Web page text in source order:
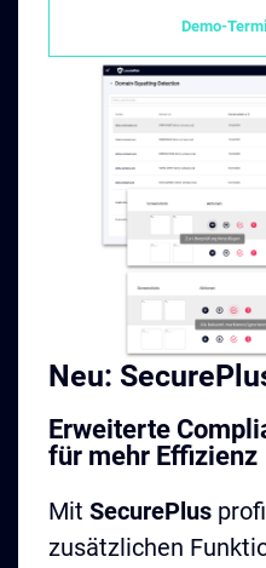
Demo-
Neu:
Erweiterte
für mehr Effizienz
Mit SecurePlus
zusätzlichen